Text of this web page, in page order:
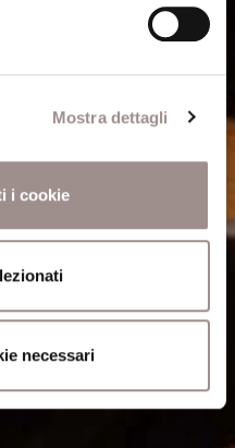
Mostra dettagli
i cookie
necessari